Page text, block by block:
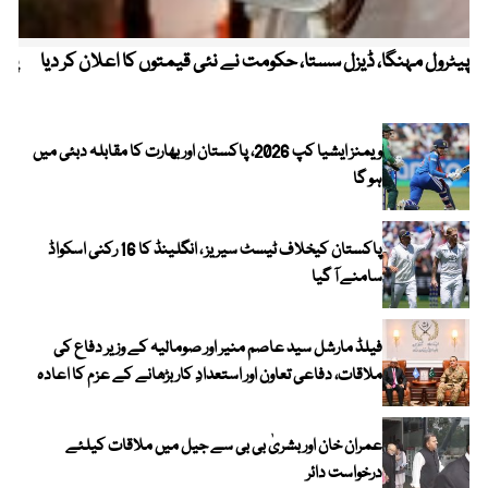
پیٹرول مہنگا، ڈیزل سستا، حکومت نے نئی قیمتوں کا اعلان کر دیا
ویمنز ایشیا کپ 2026، پاکستان اور بھارت کا مقابلہ دبئی میں
ہو گا
پاکستان کیخلاف ٹیسٹ سیریز ، انگلینڈ کا 16 رکنی اسکواڈ
سامنے آ گیا
فیلڈ مارشل سید عاصم منیر اور صومالیہ کے وزیر دفاع کی
ملاقات، دفاعی تعاون اور استعدادِ کار بڑھانے کے عزم کا اعادہ
عمران خان اور بشریٰ بی بی سے جیل میں ملاقات کیلئے
درخواست دائر